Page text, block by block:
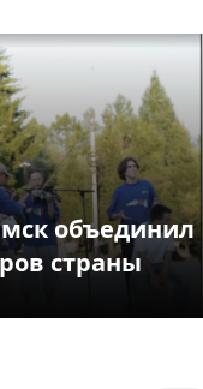
объединил
страны